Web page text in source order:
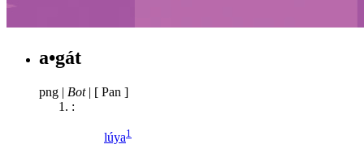
a•gát
png | Bot | [ Pan ]
:
lúya1